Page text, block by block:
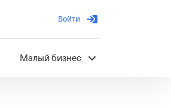
Войти
Малый бизнес